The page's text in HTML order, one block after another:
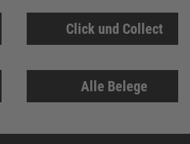
Click und Collect
Alle Belege